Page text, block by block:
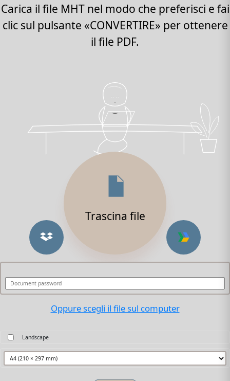
Carica il file MHT nel modo che preferisci e fai
clic sul pulsante «CONVERTIRE» per ottenere
il file PDF.
Trascina file
Oppure scegli il file sul computer
Landscape